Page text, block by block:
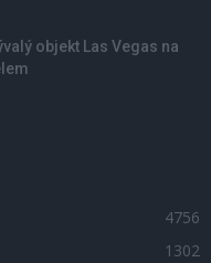
objekt Las Vegas na
4756
1302